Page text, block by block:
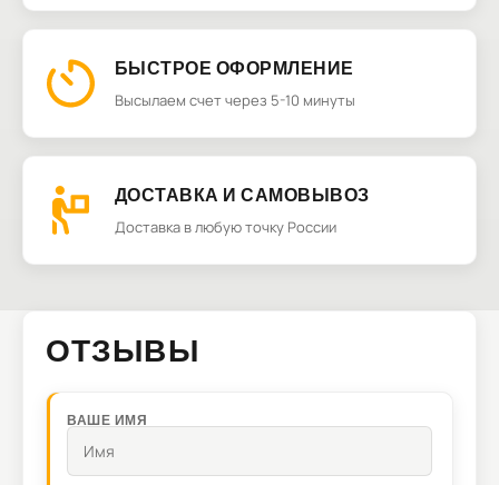
БЫСТРОЕ ОФОРМЛЕНИЕ
Высылаем счет через 5-10 минуты
ДОСТАВКА И САМОВЫВОЗ
Доставка в любую точку России
ОТЗЫВЫ
ВАШЕ ИМЯ